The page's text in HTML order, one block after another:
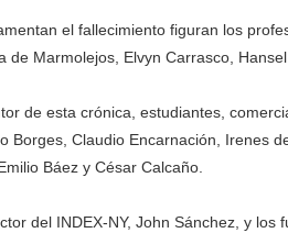
el fallecimiento figuran los
de Marmolejos, Elvyn Carrasco,
de esta crónica, estudiantes,
Borges, Claudio Encarnación, Irenes
Báez y César Calcaño.
del INDEX-NY, John Sánchez, y los